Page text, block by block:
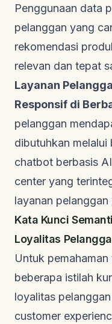
Penggunaan data
pelanggan yang
rekomendasi
relevan dan tepat
Layanan
Responsif di
pelanggan
dibutuhkan melalui
chatbot berbasis
center yang
layanan pelanggan
Kata Kunci
Loyalitas
Untuk
beberapa istilah
loyalitas
customer